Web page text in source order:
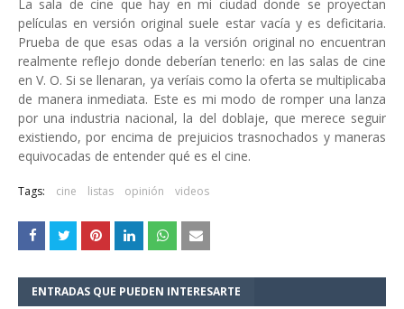
La sala de cine que hay en mi ciudad donde se proyectan
películas en versión original suele estar vacía y es deficitaria.
Prueba de que esas odas a la versión original no encuentran
realmente reflejo donde deberían tenerlo: en las salas de cine
en V. O. Si se llenaran, ya veríais como la oferta se multiplicaba
de manera inmediata. Este es mi modo de romper una lanza
por una industria nacional, la del doblaje, que merece seguir
existiendo, por encima de prejuicios trasnochados y maneras
equivocadas de entender qué es el cine.
Tags: cine listas opinión videos
ENTRADAS QUE PUEDEN INTERESARTE